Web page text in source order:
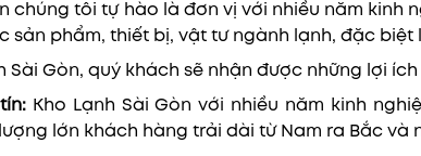
chúng tôi tự hào là đơn vị với nhiều năm
sản phẩm, thiết bị, vật tư ngành lạnh, đặc
Sài Gòn, quý khách sẽ nhận được những lợi
Kho Lạnh Sài Gòn với nhiều năm kinh
lớn khách hàng trải dài từ Nam ra Bắc